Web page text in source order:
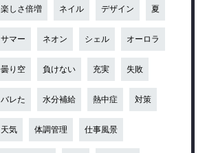
楽しさ倍増 ネイル デザイン 夏
サマー ネオン シェル オーロラ
曇り空 負けない 充実 失敗
バレた 水分補給 熱中症 対策
天気 体調管理 仕事風景